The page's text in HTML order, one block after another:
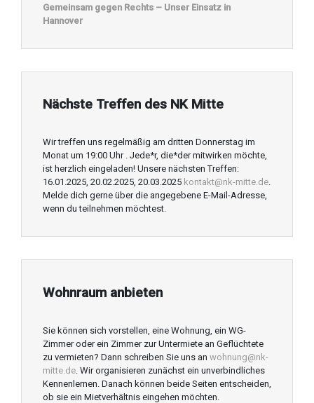
Gemeinsam gegen Rechts – Unser Einsatz in
Hannover
Nächste Treffen des NK Mitte
Wir treffen uns regelmäßig am dritten Donnerstag im
Monat um 19:00 Uhr . Jede*r, die*der mitwirken möchte,
ist herzlich eingeladen! Unsere nächsten Treffen:
16.01.2025, 20.02.2025, 20.03.2025 kontakt@nk-mitte.de.
Melde dich gerne über die angegebene E-Mail-Adresse,
wenn du teilnehmen möchtest.
Wohnraum anbieten
Sie können sich vorstellen, eine Wohnung, ein WG-
Zimmer oder ein Zimmer zur Untermiete an Geflüchtete
zu vermieten? Dann schreiben Sie uns an wohnung@nk-
mitte.de . Wir organisieren zunächst ein unverbindliches
Kennenlernen. Danach können beide Seiten entscheiden,
ob sie ein Mietverhältnis eingehen möchten.